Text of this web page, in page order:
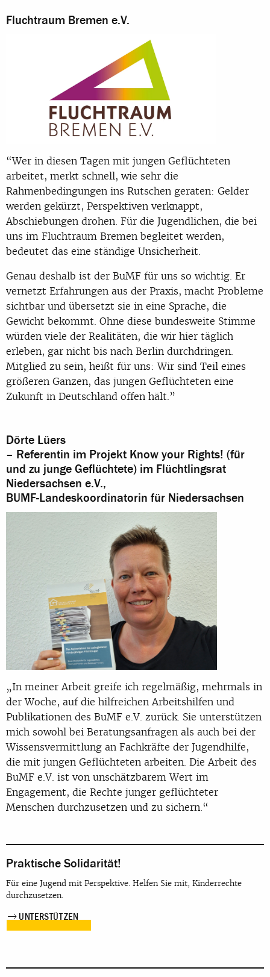
Fluchtraum Bremen e.V.
“Wer in diesen Tagen mit jungen Geflüchteten
arbeitet, merkt schnell, wie sehr die
Rahmenbedingungen ins Rutschen geraten: Gelder
werden gekürzt, Perspektiven verknappt,
Abschiebungen drohen. Für die Jugendlichen, die bei
uns im Fluchtraum Bremen begleitet werden,
bedeutet das eine ständige Unsicherheit.
Genau deshalb ist der BuMF für uns so wichtig. Er
vernetzt Erfahrungen aus der Praxis, macht Probleme
sichtbar und übersetzt sie in eine Sprache, die
Gewicht bekommt. Ohne diese bundesweite Stimme
würden viele der Realitäten, die wir hier täglich
erleben, gar nicht bis nach Berlin durchdringen.
Mitglied zu sein, heißt für uns: Wir sind Teil eines
größeren Ganzen, das jungen Geflüchteten eine
Zukunft in Deutschland offen hält.”
Dörte Lüers
– Referentin im Projekt Know your Rights! (für
und zu junge Geflüchtete) im Flüchtlingsrat
Niedersachsen e.V.,
BUMF-Landeskoordinatorin für Niedersachsen
„In meiner Arbeit greife ich regelmäßig, mehrmals in
der Woche, auf die hilfreichen Arbeitshilfen und
Publikationen des BuMF e.V. zurück. Sie unterstützen
mich sowohl bei Beratungsanfragen als auch bei der
Wissensvermittlung an Fachkräfte der Jugendhilfe,
die mit jungen Geflüchteten arbeiten. Die Arbeit des
BuMF e.V. ist von unschätzbarem Wert im
Engagement, die Rechte junger geflüchteter
Menschen durchzusetzen und zu sichern.“
Praktische Solidarität!
Für eine Jugend mit Perspektive. Helfen Sie mit, Kinderrechte
durchzusetzen.
UNTERSTÜTZEN